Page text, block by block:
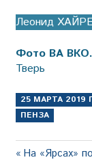
Леонид
Фото ВА ВКО.
Тверь
25 МАРТА 2019
ПЕНЗА
Навигация
Предыдущая
На «Ярсах»